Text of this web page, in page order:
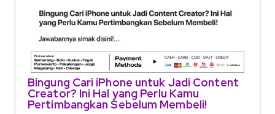
Bingung Cari iPhone untuk Jadi Content
Creator? Ini Hal yang Perlu Kamu
Pertimbangkan Sebelum Membeli!